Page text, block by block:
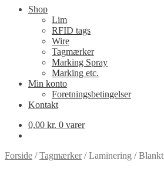
Shop
Lim
RFID tags
Wire
Tagmærker
Marking Spray
Marking etc.
Min konto
Foretningsbetingelser
Kontakt
0,00 kr. 0 varer
Forside /Tagmærker/Laminering / Blankt